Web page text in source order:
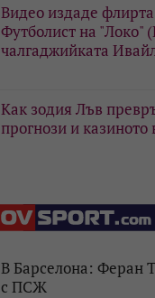
Видео издаде
Футболист на "Локо"
чалгаджийката
Как зодия Лъв
прогнози и
В Барселона: Феран
с ПСЖ